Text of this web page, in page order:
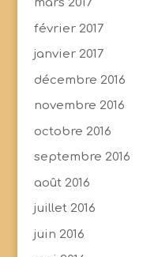
mars 2017
février 2017
janvier 2017
décembre 2016
novembre 2016
octobre 2016
septembre 2016
août 2016
juillet 2016
juin 2016